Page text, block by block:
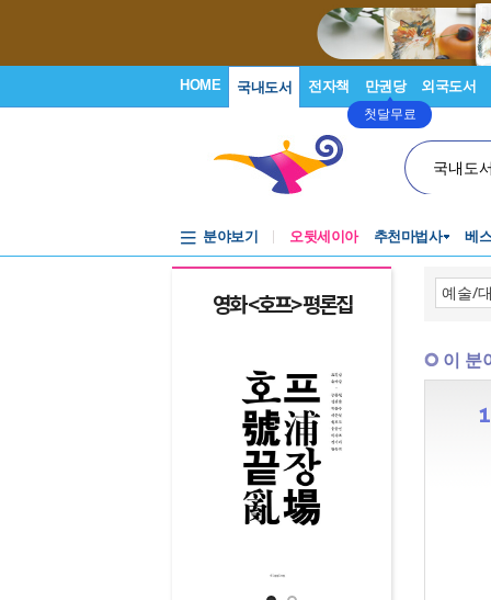
HOME 국내도서 전자책 만권당
첫달무료
외국도서
국내도
분야보기 오뒷세이아 추천마법사 베
영화 <호프> 평론집 요괴 괴담
이 분